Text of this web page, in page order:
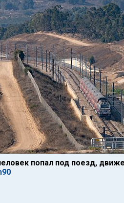
попал под поезд,